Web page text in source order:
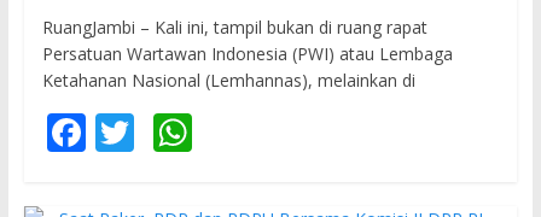
RuangJambi – Kali ini, tampil bukan di ruang rapat
Persatuan Wartawan Indonesia (PWI) atau Lembaga
Ketahanan Nasional (Lemhannas), melainkan di
F T W